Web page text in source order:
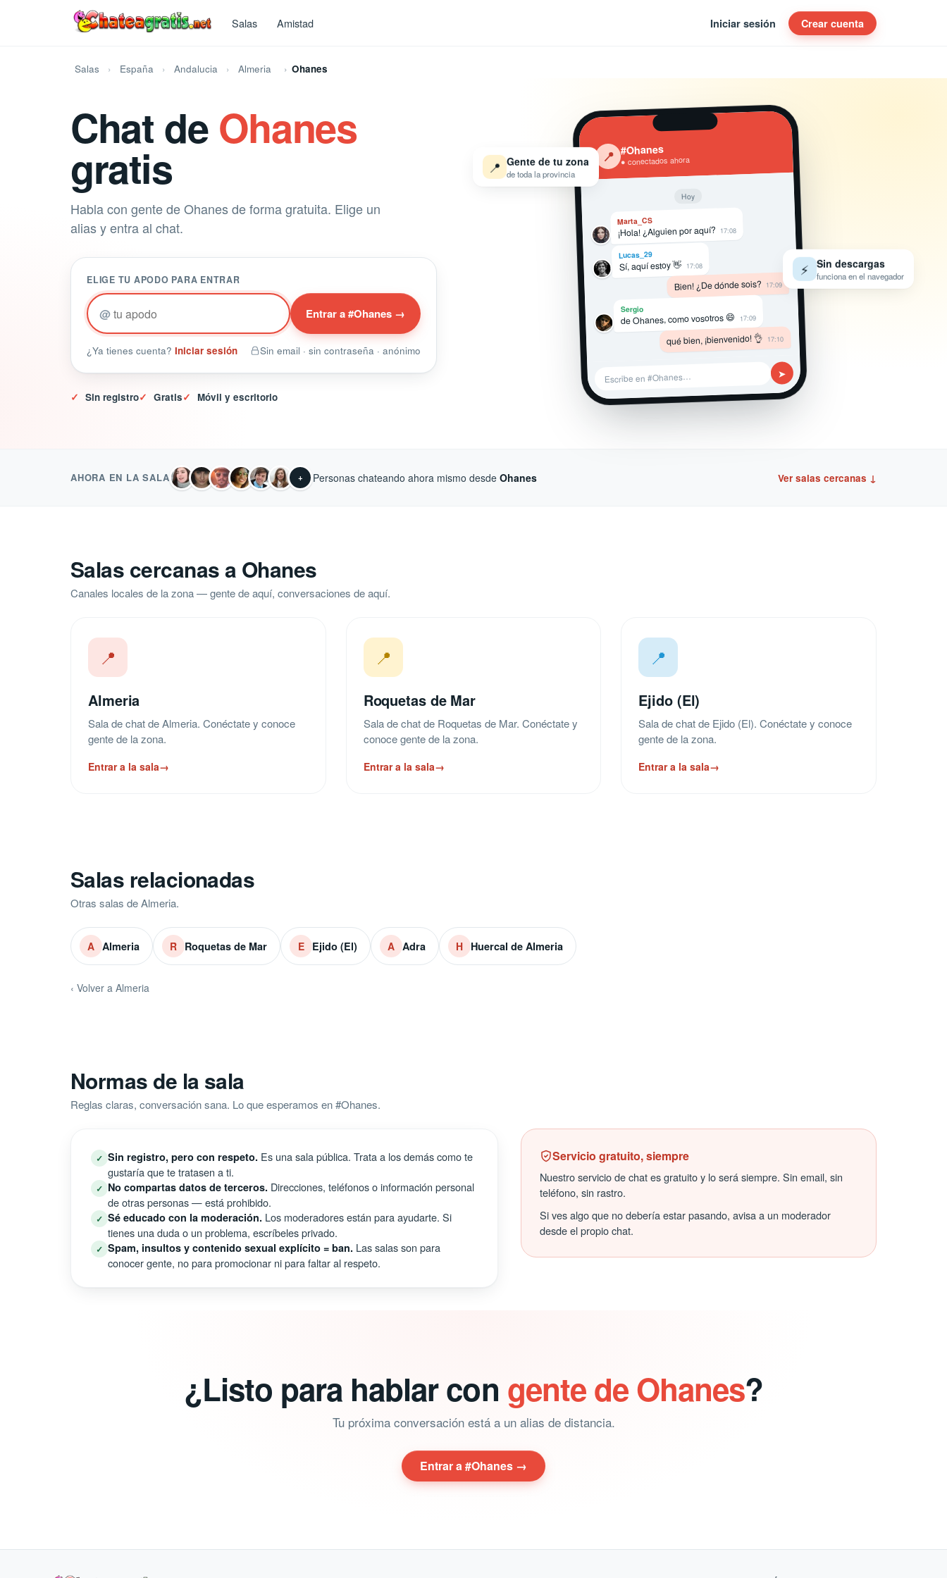
Salas Amistad Iniciar sesión Crear cuenta
Salas España Andalucia Almeria Ohanes
Chat de Ohanes
gratis
Habla con gente de Ohanes de forma gratuita. Elige un
alias y entra al chat.
ELIGE TU APODO PARA ENTRAR
@ Entrar a #Ohanes →
¿Ya tienes cuenta? Iniciar sesión Sin email · sin contraseña · anónimo
✓ Sin registro✓ Gratis✓ Móvil y escritorio
📍 #Ohanes
● conectados ahora
Hoy
Marta_CS
¡Hola! ¿Alguien por aquí? 17:08
Lucas_29
Sí, aquí estoy 👋 17:08
Bien! ¿De dónde sois? 17:09
Sergio
de Ohanes, como vosotros 😄 17:09
qué bien, ¡bienvenido! 👌 17:10
Escribe en #Ohanes… ➤
📍 Gente de tu zona
de toda la provincia
⚡ Sin descargas
funciona en el navegador
AHORA EN LA SALA + Personas chateando ahora mismo desdeOhanes Ver salas cercanas ↓
Salas cercanas a Ohanes
Canales locales de la zona — gente de aquí, conversaciones de aquí.
📍
Almeria
Sala de chat de Almeria. Conéctate y conoce
gente de la zona.
Entrar a la sala→
📍
Roquetas de Mar
Sala de chat de Roquetas de Mar. Conéctate y
conoce gente de la zona.
Entrar a la sala→
📍
Ejido (El)
Sala de chat de Ejido (El). Conéctate y conoce
gente de la zona.
Entrar a la sala→
Salas relacionadas
Otras salas de Almeria.
A Almeria R Roquetas de Mar E Ejido (El) A Adra H Huercal de Almeria
‹ Volver a Almeria
Normas de la sala
Reglas claras, conversación sana. Lo que esperamos en #Ohanes.
✓ Sin registro, pero con respeto. Es una sala pública. Trata a los demás como te
gustaría que te tratasen a ti.
✓ No compartas datos de terceros. Direcciones, teléfonos o información personal
de otras personas — está prohibido.
✓ Sé educado con la moderación. Los moderadores están para ayudarte. Si
tienes una duda o un problema, escríbeles privado.
✓ Spam, insultos y contenido sexual explícito = ban. Las salas son para
conocer gente, no para promocionar ni para faltar al respeto.
Servicio gratuito, siempre
Nuestro servicio de chat es gratuito y lo será siempre. Sin email, sin
teléfono, sin rastro.
Si ves algo que no debería estar pasando, avisa a un moderador
desde el propio chat.
¿Listo para hablar con gente de Ohanes?
Tu próxima conversación está a un alias de distancia.
Entrar a #Ohanes →